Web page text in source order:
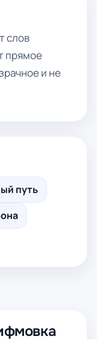
слов
прямое
и не
путь